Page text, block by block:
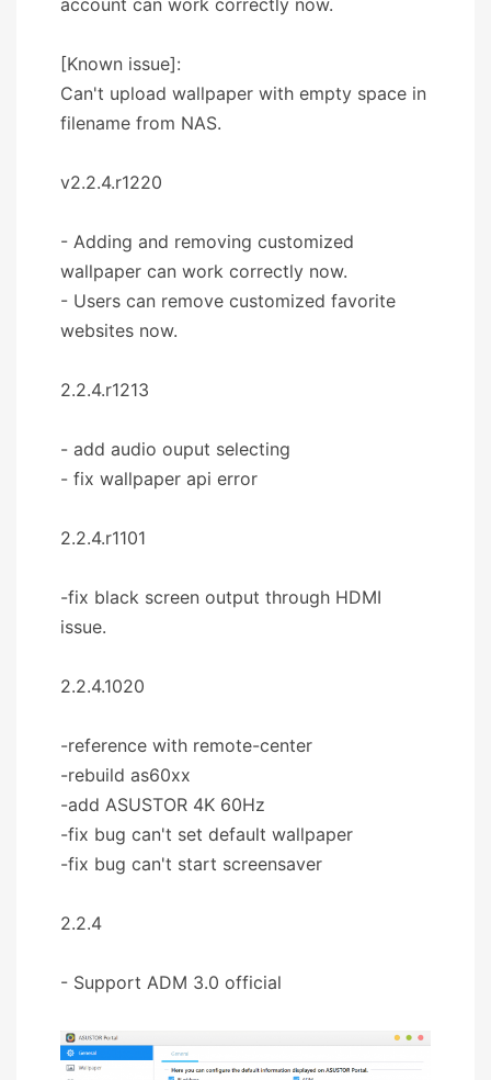
[Known issue]:
Can't upload wallpaper with empty space in
filename from NAS.
v2.2.4.r1220
- Adding and removing customized
wallpaper can work correctly now.
- Users can remove customized favorite
websites now.
2.2.4.r1213
- add audio ouput selecting
- fix wallpaper api error
2.2.4.r1101
-fix black screen output through HDMI
issue.
2.2.4.1020
-reference with remote-center
-rebuild as60xx
-add ASUSTOR 4K 60Hz
-fix bug can't set default wallpaper
-fix bug can't start screensaver
2.2.4
- Support ADM 3.0 official